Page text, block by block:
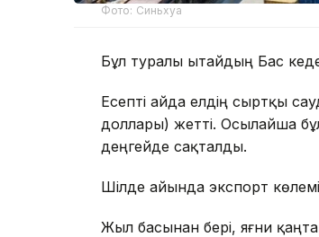
Фото: Синьхуа
Бұл туралы Қытайдың Бас
Есепті айда елдің сыртқы
доллары) жетті. Осылайша
деңгейде сақталды.
Шілде айында экспорт
Жыл басынан бері, яғни